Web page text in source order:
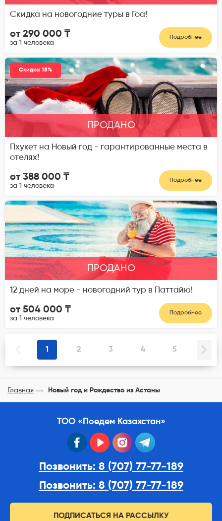
Скидка на новогодние туры в Гоа!
от 290 000 ₸
за 1 человека
Подробнее
Скидка 15%
ПРОДАНО
Пхукет на Новый год - гарантированные места в
отелях!
от 388 000 ₸
за 1 человека
Подробнее
ПРОДАНО
12 дней на море - новогодний тур в Паттайю!
от 504 000 ₸
за 1 человека
Подробнее
1 2 3 4 5
Главная Новый год и Рождество из Астаны
ТОО «Поедем Казахстан»
facebook youtube instagram
Позвонить: 8 (707) 77-77-189
Позвонить: 8 (707) 77-77-189
ПОДПИСАТЬСЯ НА РАССЫЛКУ